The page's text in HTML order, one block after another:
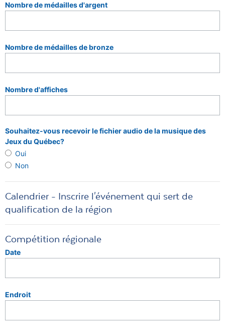
Nombre de médailles d'argent
Nombre de médailles de bronze
Nombre d'affiches
Souhaitez-vous recevoir le fichier audio de la musique des
Jeux du Québec?
Oui
Non
Calendrier - Inscrire l'événement qui sert de
qualification de la région
Compétition régionale
Date
Endroit